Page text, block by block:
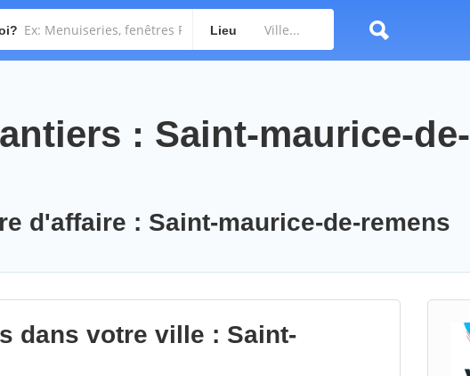
Lieu
: Saint-maurice-de-
d'affaire : Saint-maurice-de-remens
dans votre ville : Saint-